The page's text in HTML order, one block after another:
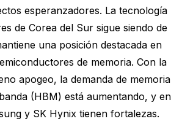
esperanzadores. La tecnología
de Corea del Sur sigue siendo de
una posición destacada en
de memoria. Con la
apogeo, la demanda de memoria
(HBM) está aumentando, y en
y SK Hynix tienen fortalezas.